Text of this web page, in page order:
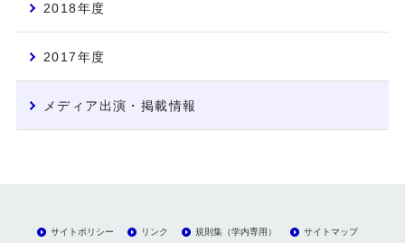
2018年度
2017年度
メディア出演・掲載情報
サイトポリシー リンク 規則集（学内専用） サイトマップ